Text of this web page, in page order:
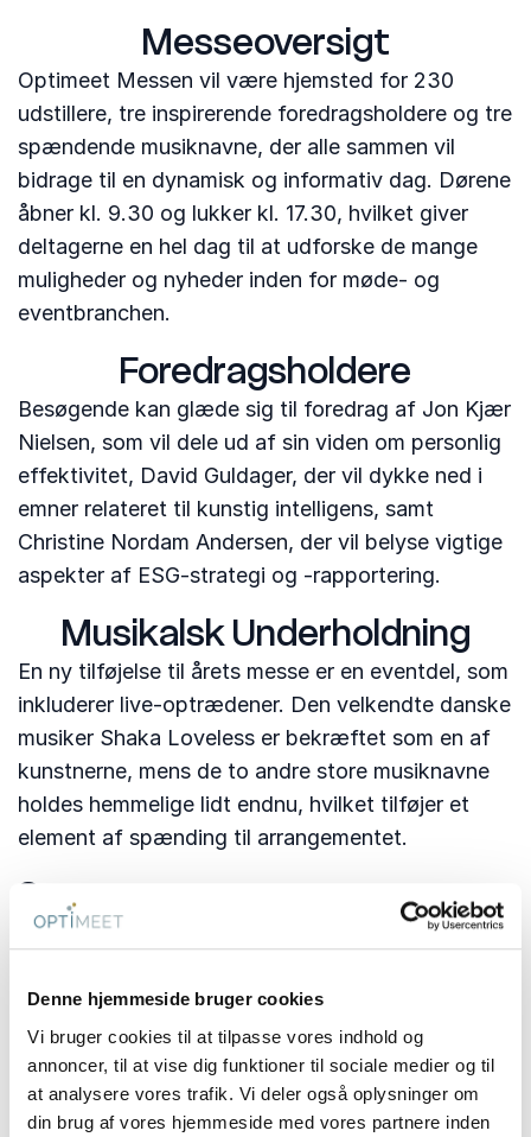
Denne hjemmeside bruger cookies
Vi bruger cookies til at tilpasse vores indhold og
annoncer, til at vise dig funktioner til sociale medier og til
at analysere vores trafik. Vi deler også oplysninger om
din brug af vores hjemmeside med vores partnere inden
Messeoversigt
Optimeet Messen vil være hjemsted for 230
udstillere, tre inspirerende foredragsholdere og tre
spændende musiknavne, der alle sammen vil
bidrage til en dynamisk og informativ dag. Dørene
åbner kl. 9.30 og lukker kl. 17.30, hvilket giver
deltagerne en hel dag til at udforske de mange
muligheder og nyheder inden for møde- og
eventbranchen.
Foredragsholdere
Besøgende kan glæde sig til foredrag af Jon Kjær
Nielsen, som vil dele ud af sin viden om personlig
effektivitet, David Guldager, der vil dykke ned i
emner relateret til kunstig intelligens, samt
Christine Nordam Andersen, der vil belyse vigtige
aspekter af ESG-strategi og -rapportering.
Musikalsk Underholdning
En ny tilføjelse til årets messe er en eventdel, som
inkluderer live-optrædener. Den velkendte danske
musiker Shaka Loveless er bekræftet som en af
kunstnerne, mens de to andre store musiknavne
holdes hemmelige lidt endnu, hvilket tilføjer et
element af spænding til arrangementet.
Sponsorer og
Samarbejdspartnere
prominente sponsorer og samarbejdspartnere.
NemTilmeld er hovedsponsor, og andre
nøglepartnere inkluderer Attendwise, Captivate,
Idea Nordic, Frellsen Kaffe, Rent.Group, Silent